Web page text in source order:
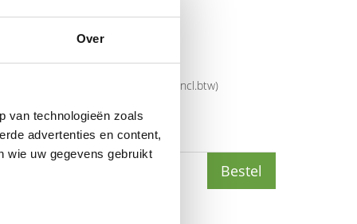
Over
van technologieën zoals
advertenties en content,
wie uw gegevens gebruikt
14207-93
incl.btw)
( € 188,23 incl.btw
Bestel